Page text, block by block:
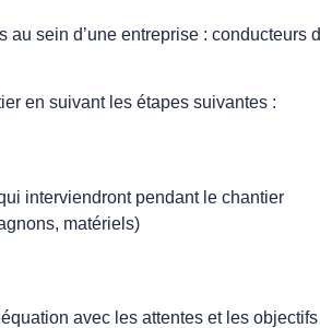
sein d’une entreprise : conducteurs
en suivant les étapes suivantes :
interviendront pendant le chantier
matériels)
avec les attentes et les